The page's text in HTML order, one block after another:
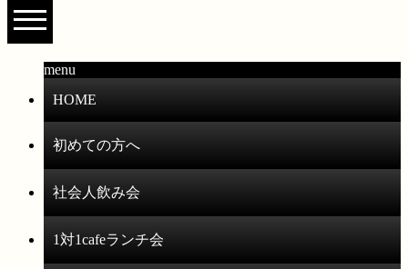
menu
HOME
初めての方へ
社会人飲み会
1対1cafeランチ会